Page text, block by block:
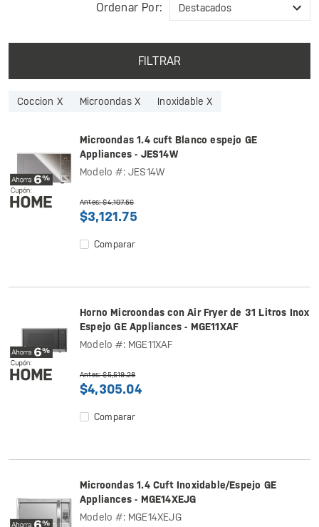
Ordenar Por:
FILTRAR
Coccion X Microondas X Inoxidable X
Microondas 1.4 cuft Blanco espejo GE
Appliances - JES14W
Modelo #: JES14W
Antes: $4,107.56
$3,121.75
Comparar
Horno Microondas con Air Fryer de 31 Litros Inox
Espejo GE Appliances - MGE11XAF
Modelo #: MGE11XAF
Antes: $5,519.28
$4,305.04
Comparar
Microondas 1.4 Cuft Inoxidable/Espejo GE
Appliances - MGE14XEJG
Modelo #: MGE14XEJG